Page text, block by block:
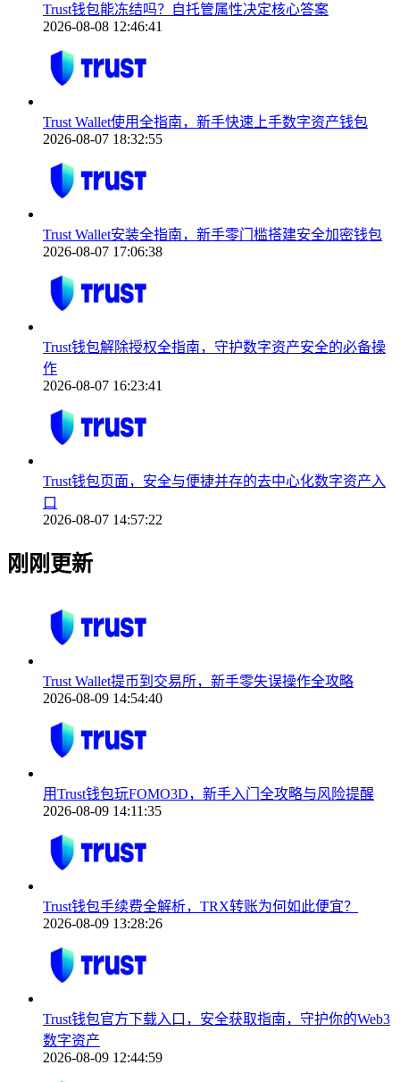
Trust钱包能冻结吗？自托管属性决定核心答案
2026-08-08 12:46:41
Trust Wallet使用全指南，新手快速上手数字资产钱包
2026-08-07 18:32:55
Trust Wallet安装全指南，新手零门槛搭建安全加密钱包
2026-08-07 17:06:38
Trust钱包解除授权全指南，守护数字资产安全的必备操
作
2026-08-07 16:23:41
Trust钱包页面，安全与便捷并存的去中心化数字资产入
口
2026-08-07 14:57:22
刚刚更新
Trust Wallet提币到交易所，新手零失误操作全攻略
2026-08-09 14:54:40
用Trust钱包玩FOMO3D，新手入门全攻略与风险提醒
2026-08-09 14:11:35
Trust钱包手续费全解析，TRX转账为何如此便宜？
2026-08-09 13:28:26
Trust钱包官方下载入口，安全获取指南，守护你的Web3
数字资产
2026-08-09 12:44:59